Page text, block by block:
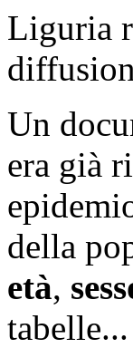
Liguria
Un
era già
della
età,
tabelle...